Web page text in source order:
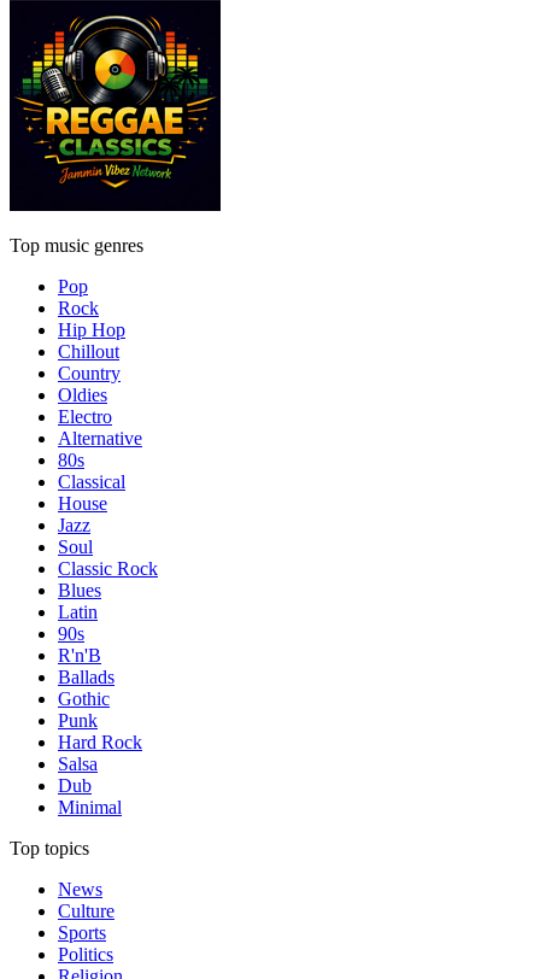
Top music genres
Pop
Rock
Hip Hop
Chillout
Country
Oldies
Electro
Alternative
80s
Classical
House
Jazz
Soul
Classic Rock
Blues
Latin
90s
R'n'B
Ballads
Gothic
Punk
Hard Rock
Salsa
Dub
Minimal
Top topics
News
Culture
Sports
Politics